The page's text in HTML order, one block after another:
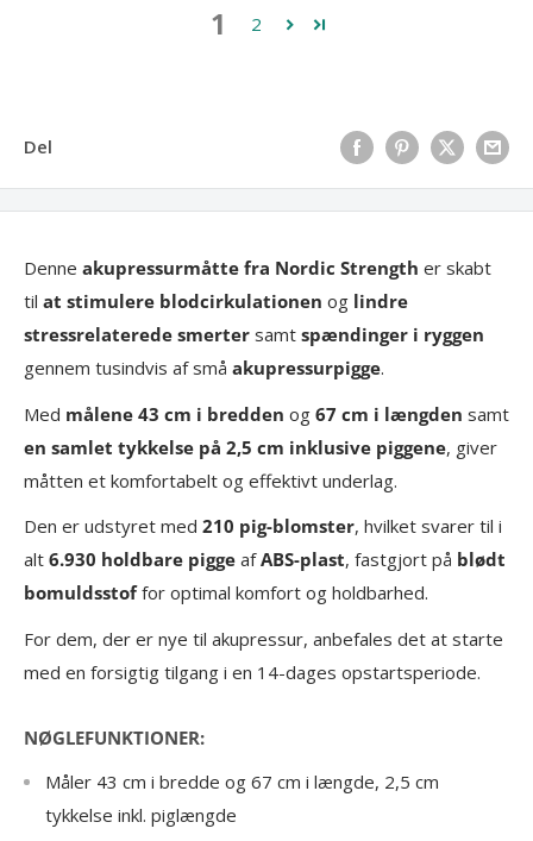
1 2
Del
Denne akupressurmåtte fra Nordic Strength er skabt
til at stimulere blodcirkulationen og lindre
stressrelaterede smerter samt spændinger i ryggen
gennem tusindvis af små akupressurpigge.
Med målene 43 cm i bredden og 67 cm i længden samt
en samlet tykkelse på 2,5 cm inklusive piggene, giver
måtten et komfortabelt og effektivt underlag.
Den er udstyret med 210 pig-blomster, hvilket svarer til i
alt 6.930 holdbare pigge afABS-plast, fastgjort på blødt
bomuldsstoffor optimal komfort og holdbarhed.
For dem, der er nye til akupressur, anbefales det at starte
med en forsigtig tilgang i en 14-dages opstartsperiode.
NØGLEFUNKTIONER:
Måler 43 cm i bredde og 67 cm i længde, 2,5 cm
tykkelse inkl. piglængde